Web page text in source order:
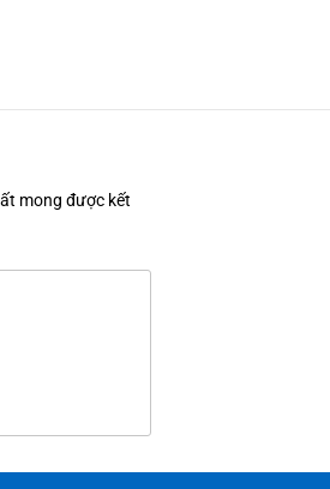
mong được kết